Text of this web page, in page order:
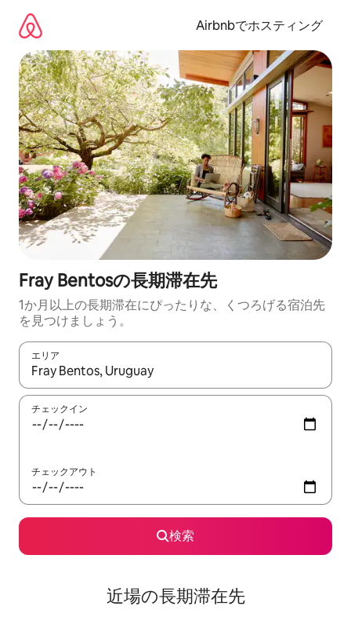
Airbnbでホスティング
Fray Bentosの長期滞在先
1か月以上の長期滞在にぴったりな、くつろげる宿泊先
を見つけましょう。
エリア
検索結果が表示されたら、上下の矢印キーを使って移動するか
チェックイン
チェックアウト
検索
近場の長期滞在先